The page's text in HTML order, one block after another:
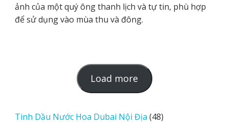
ảnh của một quý ông thanh lịch và tự tin, phù hợp
để sử dụng vào mùa thu và đông.
Load more
o
d
Tinh Dầu Nước Hoa Dubai Nội Địa 4848